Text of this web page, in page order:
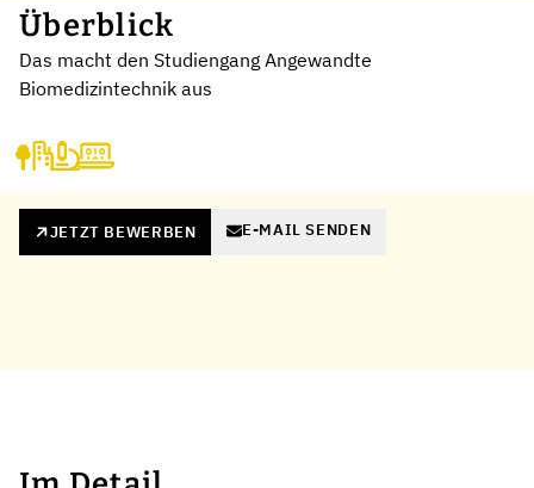
Überblick
Das macht den Studiengang Angewandte
Biomedizintechnik aus
JETZT BEWERBEN E-MAIL SENDEN